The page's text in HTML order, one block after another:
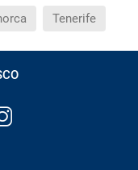
Tenerife